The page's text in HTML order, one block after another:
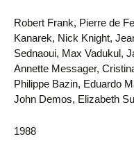
Robert Frank, Pierre de
Kanarek, Nick Knight,
Sednaoui, Max Vadukul,
Annette Messager,
Philippe Bazin, Eduardo
John Demos, Elizabeth
1988